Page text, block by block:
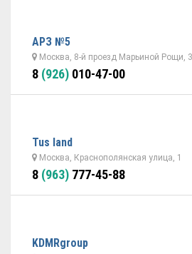
АРЗ №5
Москва, 8-й проезд Марьиной Рощи,
8 (926) 010-47-00
Tus land
Москва, Краснополянская улица, 1
8 (963) 777-45-88
KDMRgroup